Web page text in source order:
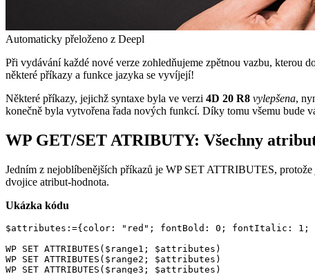
Automaticky přeloženo z Deepl
Při vydávání každé nové verze zohledňujeme zpětnou vazbu, kterou
některé příkazy a funkce jazyka se vyvíjejí!
Některé příkazy, jejichž syntaxe byla ve verzi 4D 20 R8 vylepšena,
konečně byla vytvořena řada nových funkcí. Díky tomu všemu bude
WP GET/SET ATRIBUTY: Všechny
Jedním z nejoblíbenějších příkazů je WP SET ATTRIBUTES,
dvojice atribut-hodnota.
Ukázka kódu
$attributes:={color: "red"; fontBold: 0; fontItalic: 1;
WP SET ATTRIBUTES($range1; $attributes)
WP SET ATTRIBUTES($range2; $attributes)
WP SET ATTRIBUTES($range3; $attributes)